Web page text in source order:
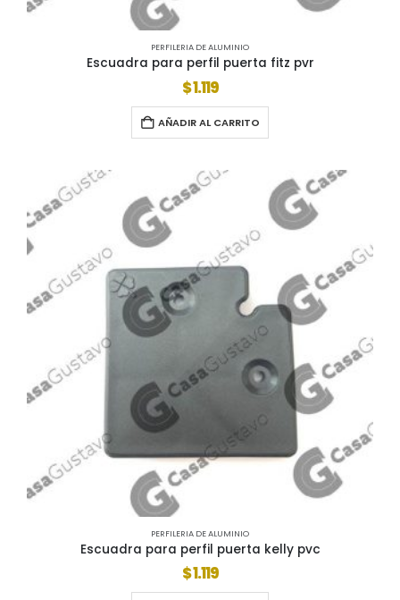
PERFILERIA DE ALUMINIO
Escuadra para perfil puerta fitz pvr
$1.119
AÑADIR AL CARRITO
PERFILERIA DE ALUMINIO
Escuadra para perfil puerta kelly pvc
$1.119